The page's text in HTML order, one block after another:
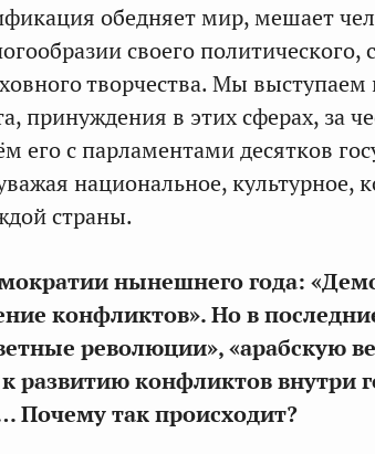
обедняет мир, мешает
своего политического,
творчества. Мы
принуждения в этих сферах, за
его с парламентами десятков
национальное, культурное,
страны.
нынешнего года:
конфликтов». Но в
революции», «арабскую
развитию конфликтов внутри
Почему так происходит?